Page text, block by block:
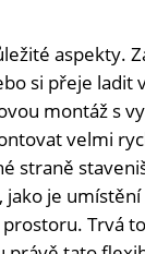
aspekty.
si přeje ladit
montáž s
velmi
straně
je
Trvá